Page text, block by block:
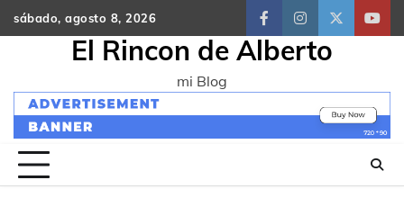
Skip
to
sábado, agosto 8, 2026
facebookinstagram
twitter
El Rincon de Alberto
mi Blog